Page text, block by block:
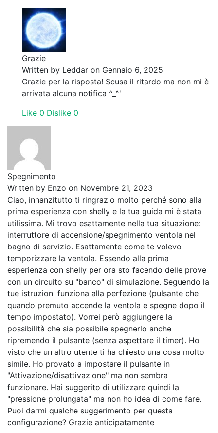
Grazie
Written by Leddar on Gennaio 6, 2025
Grazie per la risposta! Scusa il ritardo ma non mi è
arrivata alcuna notifica ^_^'
Like 0 Dislike 0
Spegnimento
Written by Enzo on Novembre 21, 2023
Ciao, innanzitutto ti ringrazio molto perché sono alla
prima esperienza con shelly e la tua guida mi è stata
utilissima. Mi trovo esattamente nella tua situazione:
interruttore di accensione/spegnimento ventola nel
bagno di servizio. Esattamente come te volevo
temporizzare la ventola. Essendo alla prima
esperienza con shelly per ora sto facendo delle prove
con un circuito su "banco" di simulazione. Seguendo la
tue istruzioni funziona alla perfezione (pulsante che
quando premuto accende la ventola e spegne dopo il
tempo impostato). Vorrei però aggiungere la
possibilità che sia possibile spegnerlo anche
ripremendo il pulsante (senza aspettare il timer). Ho
visto che un altro utente ti ha chiesto una cosa molto
simile. Ho provato a impostare il pulsante in
"Attivazione/disattivazione" ma non sembra
funzionare. Hai suggerito di utilizzare quindi la
"pressione prolungata" ma non ho idea di come fare.
Puoi darmi qualche suggerimento per questa
configurazione? Grazie anticipatamente